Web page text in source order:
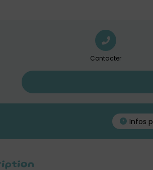
Contacter
Infos